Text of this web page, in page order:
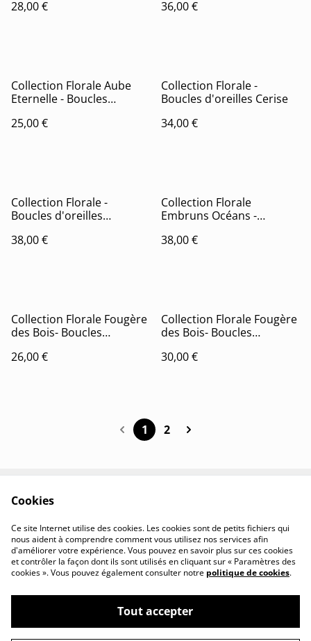
28,00 € 36,00 €
Collection Florale Aube
Eternelle - Boucles
25,00 €
Collection Florale -
Boucles d'oreilles Cerise
34,00 €
Collection Florale -
Boucles d'oreilles
38,00 €
Collection Florale
Embruns Océans -
38,00 €
Collection Florale Fougère
des Bois- Boucles
26,00 €
Collection Florale Fougère
des Bois- Boucles
30,00 €
1 2
Politique de
confidentialité
Politique de cookies
©2026Léli Bellules
Cookies
Ce site Internet utilise des cookies. Les cookies sont de petits fichiers qui
nous aident à comprendre comment vous utilisez nos services afin
d'améliorer votre expérience. Vous pouvez en savoir plus sur ces cookies
et contrôler la façon dont ils sont utilisés en cliquant sur « Paramètres des
cookies ». Vous pouvez également consulter notre politique de cookies.
Tout accepter